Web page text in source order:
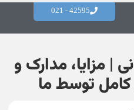
42595 - 021
| مزایا، مدارک و
کامل توسط ما